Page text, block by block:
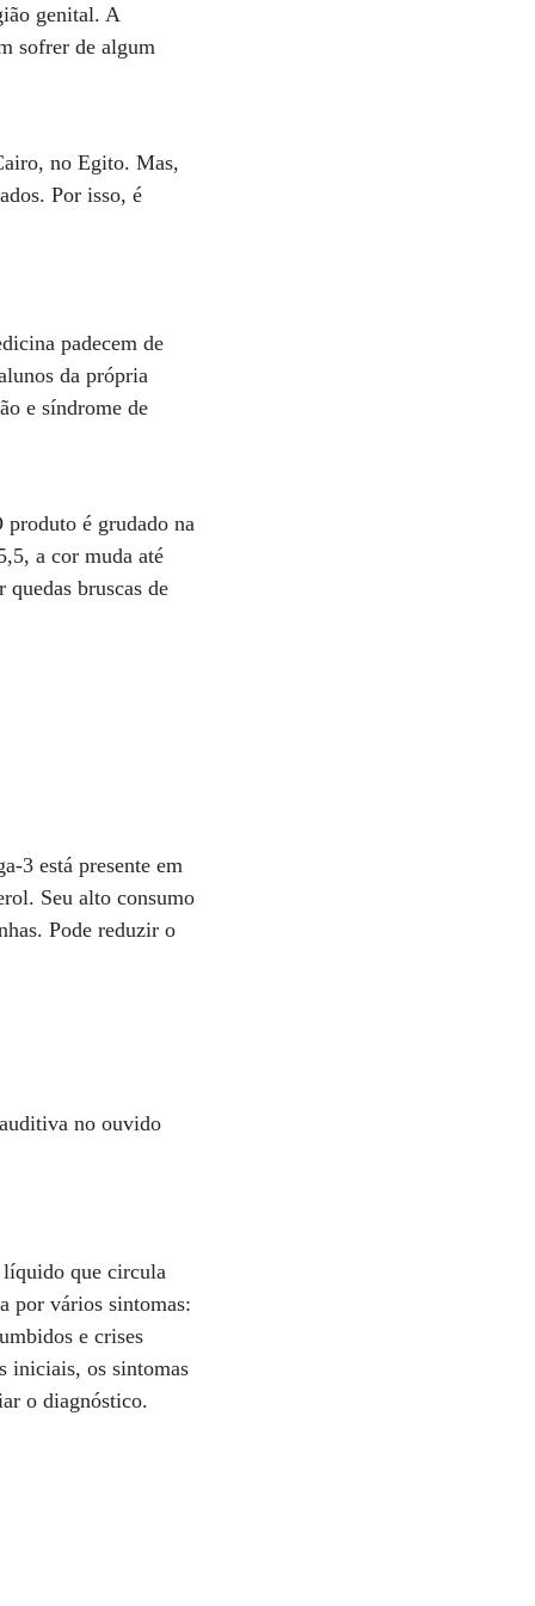
genital. A
sofrer de algum
no Egito. Mas,
Por isso, é
padecem de
da própria
e síndrome de
produto é grudado na
a cor muda até
bruscas de
3 está presente em
Seu alto consumo
Pode reduzir o
no ouvido
líquido que circula
por vários sintomas:
e crises
iniciais, os sintomas
o diagnóstico.